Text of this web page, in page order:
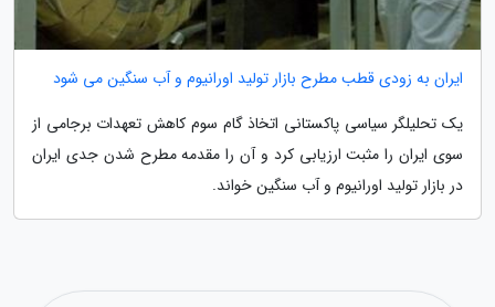
ایران به زودی قطب مطرح بازار تولید اورانیوم و آب سنگین می شود
یک تحلیلگر سیاسی پاکستانی اتخاذ گام سوم کاهش تعهدات برجامی از
سوی ایران را مثبت ارزیابی کرد و آن را مقدمه مطرح شدن جدی ایران
در بازار تولید اورانیوم و آب سنگین خواند.